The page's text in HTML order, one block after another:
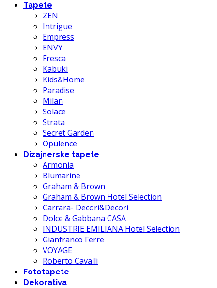
Tapete
ZEN
Intrigue
Empress
ENVY
Fresca
Kabuki
Kids&Home
Paradise
Milan
Solace
Strata
Secret Garden
Opulence
Dizajnerske tapete
Armonia
Blumarine
Graham & Brown
Graham & Brown Hotel Selection
Carrara- Decori&Decori
Dolce & Gabbana CASA
INDUSTRIE EMILIANA Hotel Selection
Gianfranco Ferre
VOYAGE
Roberto Cavalli
Fototapete
Dekorativa